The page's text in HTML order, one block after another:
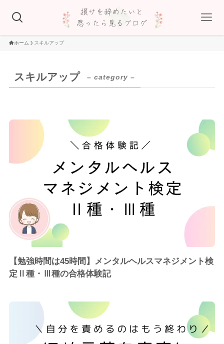
ホーム スキルアップ
スキルアップ – category –
【勉強時間は45時間】メンタルヘルスマネジメント検
定Ⅱ種・Ⅲ種の合格体験記